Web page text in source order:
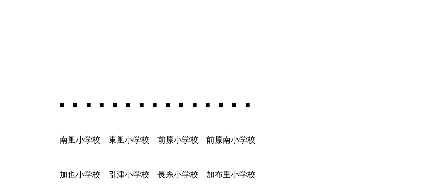
■ ■ ■ ■ ■ ■ ■ ■ ■ ■ ■ ■ ■ ■ ■
南風小学校 東風小学校 前原小学校 前原南小学校
加也小学校 引津小学校 長糸小学校 加布里小学校